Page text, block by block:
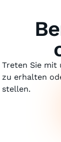
Treten Sie mit
zu erhalten
stellen.